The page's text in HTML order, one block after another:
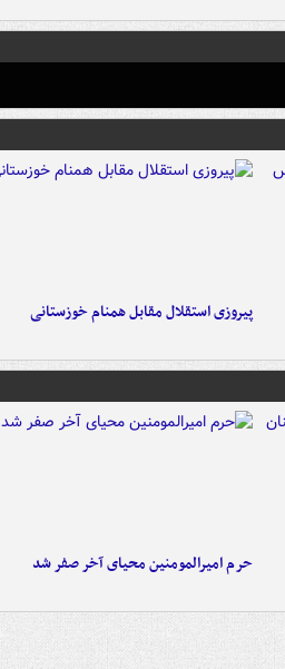
پیروزی استقلال مقابل همنام خوزستانی
حرم امیرالمومنین محیای آخر صفر شد